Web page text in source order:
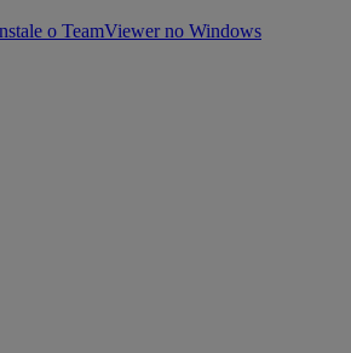
o TeamViewer no Windows